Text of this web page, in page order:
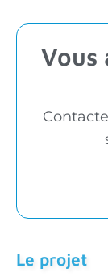
Vous
Le projet